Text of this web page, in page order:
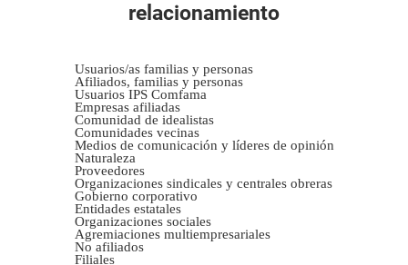
relacionamiento
Usuarios/as familias y personas
Afiliados, familias y personas
Usuarios IPS Comfama
Empresas afiliadas
Comunidad de idealistas
Comunidades vecinas
Medios de comunicación y líderes de opinión
Naturaleza
Proveedores
Organizaciones sindicales y centrales obreras
Gobierno corporativo
Entidades estatales
Organizaciones sociales
Agremiaciones multiempresariales
No afiliados
Filiales